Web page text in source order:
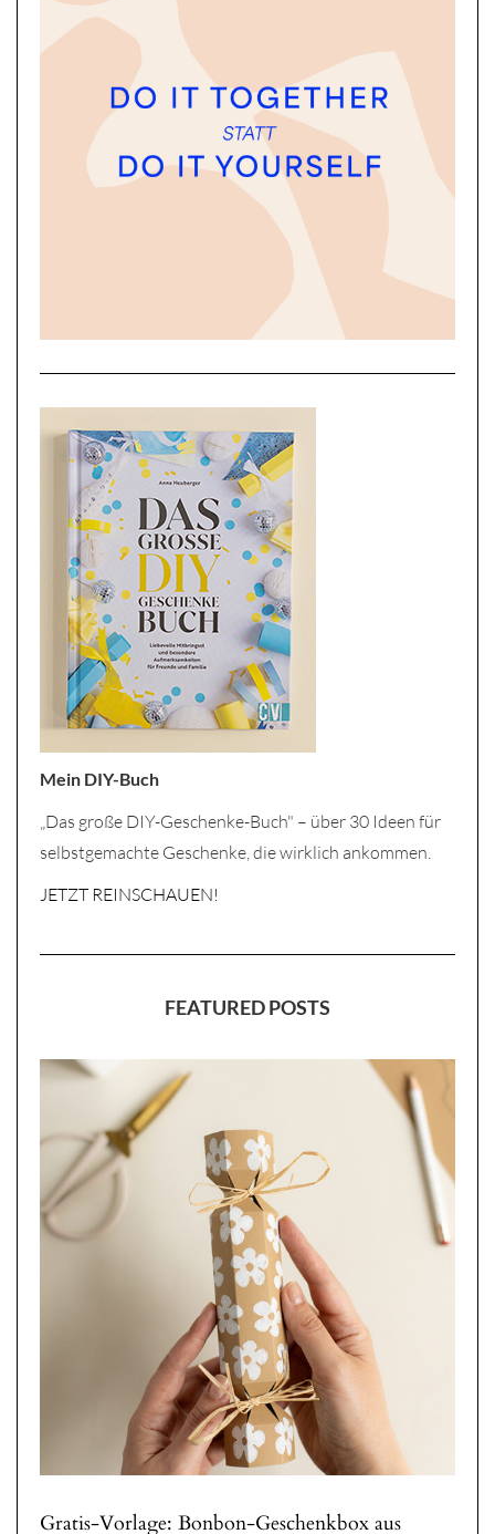
Mein DIY-Buch
„Das große DIY-Geschenke-Buch" – über 30 Ideen für
selbstgemachte Geschenke, die wirklich ankommen.
JETZT REINSCHAUEN!
FEATURED POSTS
Gratis-Vorlage: Bonbon-Geschenkbox aus